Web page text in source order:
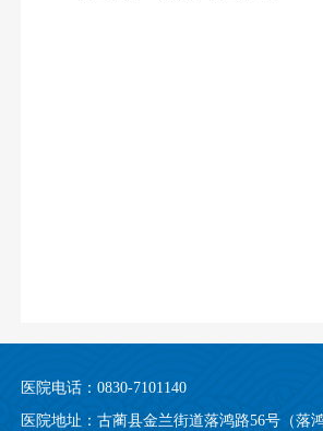
医院电话：0830-7101140
医院地址：古蔺县金兰街道落鸿路56号（落鸿